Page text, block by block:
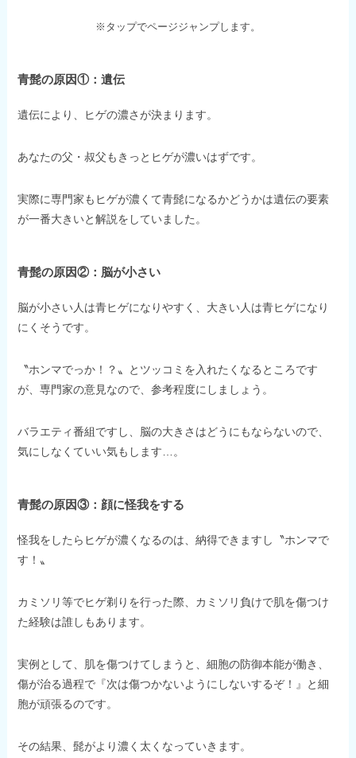
※タップでページジャンプします。
青髭の原因①：遺伝
遺伝により、ヒゲの濃さが決まります。
あなたの父・叔父もきっとヒゲが濃いはずです。
実際に専門家もヒゲが濃くて青髭になるかどうかは遺伝の要素
が一番大きいと解説をしていました。
青髭の原因②：脳が小さい
脳が小さい人は青ヒゲになりやすく、大きい人は青ヒゲになり
にくそうです。
〝ホンマでっか！？〟とツッコミを入れたくなるところです
が、専門家の意見なので、参考程度にしましょう。
バラエティ番組ですし、脳の大きさはどうにもならないので、
気にしなくていい気もします…。
青髭の原因③：顔に怪我をする
怪我をしたらヒゲが濃くなるのは、納得できますし〝ホンマで
す！〟
カミソリ等でヒゲ剃りを行った際、カミソリ負けで肌を傷つけ
た経験は誰しもあります。
実例として、肌を傷つけてしまうと、細胞の防御本能が働き、
傷が治る過程で『次は傷つかないようにしないするぞ！』と細
胞が頑張るのです。
その結果、髭がより濃く太くなっていきます。